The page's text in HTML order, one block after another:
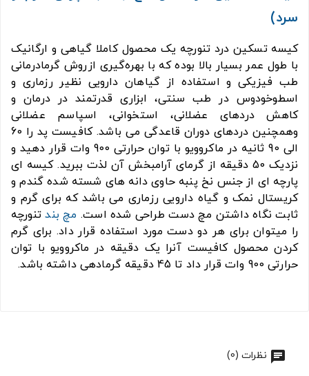
سرد)
کیسه تسکین درد تنورچه یک محصول کاملا گیاهی و ارگانیک
با طول عمر بسیار بالا بوده که با بهره‌گیری ازروش گرمادرمانی
طب فیزیکی و استفاده از گیاهان دارویی نظیر رزماری و
اسطوخودوس در طب سنتی، ابزاری قدرتمند در درمان و
کاهش دردهای عضلانی، استخوانی، اسپاسم عضلانی
وهمچنین دردهای دوران قاعدگی می باشد. کافیست پد را 60
الی 90 ثانیه در ماکروویو با توان حرارتی 900 وات قرار دهید و
نزدیک 50 دقیقه از گرمای آرامبخش آن لذت ببرید. کیسه ای
پارچه ای از جنس نخ پنبه حاوی دانه های شسته شده گندم و
کریستال نمک و گیاه دارویی رزماری می باشد که برای گرم و
ثابت نگاه داشتن مچ دست طراحی شده است. مچ بندتنورچه
را میتوان برای هر دو دست مورد استفاده قرار داد. برای گرم
کردن محصول کافیست آنرا یک دقیقه در ماکروویو با توان
حرارتی 900 وات قرار داد تا 45 دقیقه گرمادهی داشته باشد.
نظرات (0)